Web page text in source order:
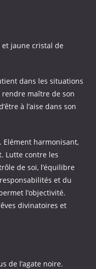
jaune cristal de
dans les situations
maître de son
à l’aise dans son
Elément harmonisant,
Lutte contre les
de soi, l’équilibre
et du
l’objectivité.
divinatoires et
de l’agate noire.